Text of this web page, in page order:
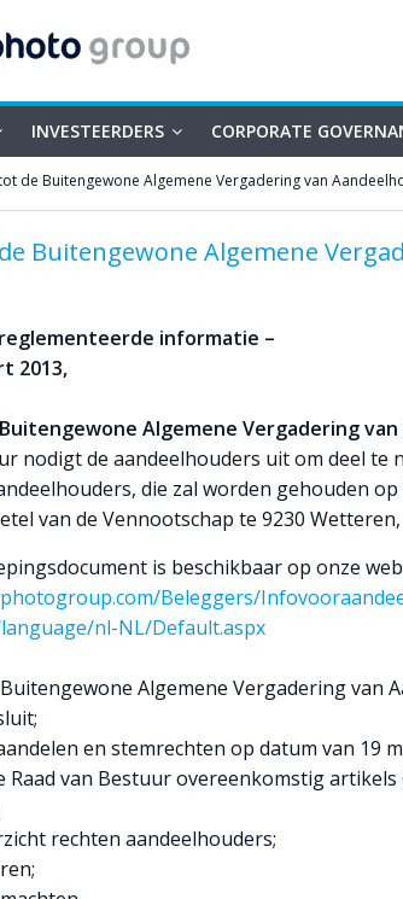
INVESTEERDERS CORPORATE
de Buitengewone Algemene Vergadering van
Buitengewone Algemene
informatie –
2013,
Algemene Vergadering van
nodigt de aandeelhouders uit om deel te
die zal worden gehouden
van de Vennootschap te 9230
is beschikbaar op onze
Beleggers/
nl-NL/Default.aspx
Algemene Vergadering van
en stemrechten op datum van 19
Raad van Bestuur overeenkomstig
rechten aandeelhouders;